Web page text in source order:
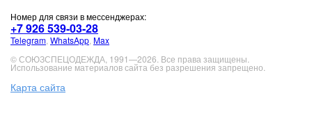
Номер для связи в мессенджерах:
+7 926 539-03-28
Telegram WhatsApp Max
© СОЮЗСПЕЦОДЕЖДА, 1991—2026. Все права защищены.
Использование материалов сайта без разрешения запрещено.
Карта сайта